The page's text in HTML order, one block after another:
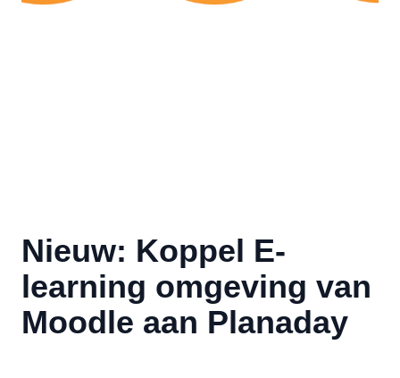
Nieuw: Koppel E-
learning omgeving van
Moodle aan Planaday